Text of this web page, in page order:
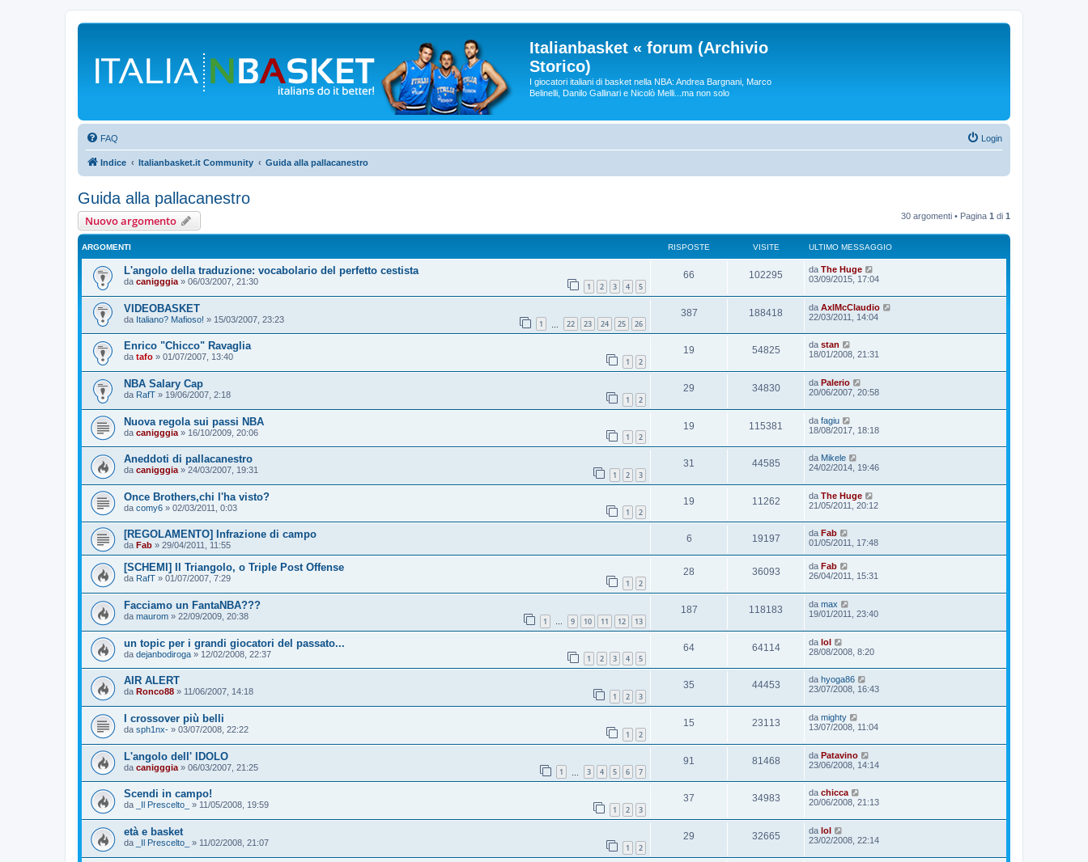
Italianbasket « forum (Archivio
Storico)
I giocatori italiani di basket nella NBA: Andrea Bargnani, Marco
Belinelli, Danilo Gallinari e Nicolò Melli...ma non solo
FAQ Login
Indice Italianbasket.it Community Guida alla pallacanestro
Guida alla pallacanestro
Nuovo argomento 30 argomenti • Pagina 1 di 1
ARGOMENTI RISPOSTE VISITE ULTIMO MESSAGGIO
L'angolo della traduzione: vocabolario del perfetto cestista
da canigggia » 06/03/2007, 21:30 1 2 3 4 5
66 102295 da The Huge
03/09/2015, 17:04
VIDEOBASKET
da Italiano? Mafioso! » 15/03/2007, 23:23 1 22 23 24 25 26
387 188418 da AxlMcClaudio
22/03/2011, 14:04
Enrico "Chicco" Ravaglia
da tafo » 01/07/2007, 13:40 1 2
19 54825 da stan
18/01/2008, 21:31
NBA Salary Cap
da RafT » 19/06/2007, 2:18 1 2
29 34830 da Palerio
20/06/2007, 20:58
Nuova regola sui passi NBA
da canigggia » 16/10/2009, 20:06 1 2
19 115381 da fagiu
18/08/2017, 18:18
Aneddoti di pallacanestro
da canigggia » 24/03/2007, 19:31 1 2 3
31 44585 da Mikele
24/02/2014, 19:46
Once Brothers,chi l'ha visto?
da comy6 » 02/03/2011, 0:03 1 2
19 11262 da The Huge
21/05/2011, 20:12
[REGOLAMENTO] Infrazione di campo
da Fab » 29/04/2011, 11:55
6 19197 da Fab
01/05/2011, 17:48
[SCHEMI] Il Triangolo, o Triple Post Offense
da RafT » 01/07/2007, 7:29 1 2
28 36093 da Fab
26/04/2011, 15:31
Facciamo un FantaNBA???
da maurom » 22/09/2009, 20:38 1 … 9 10 11 12 13
187 118183 da max
19/01/2011, 23:40
un topic per i grandi giocatori del passato...
da dejanbodiroga » 12/02/2008, 22:37 1 2 3 4 5
64 64114 da lol
28/08/2008, 8:20
AIR ALERT
da Ronco88 » 11/06/2007, 14:18 1 2 3
35 44453 da hyoga86
23/07/2008, 16:43
I crossover più belli
da sph1nx- » 03/07/2008, 22:22 1 2
15 23113 da mighty
13/07/2008, 11:04
L'angolo dell' IDOLO
da canigggia » 06/03/2007, 21:25 1 3 4 5 6 7
91 81468 da Patavino
23/06/2008, 14:14
Scendi in campo!
da _Il Prescelto_ » 11/05/2008, 19:59 1 2 3
37 34983 da chicca
20/06/2008, 21:13
età e basket
da _Il Prescelto_ » 11/02/2008, 21:07 1 2
29 32665 da lol
23/02/2008, 22:14